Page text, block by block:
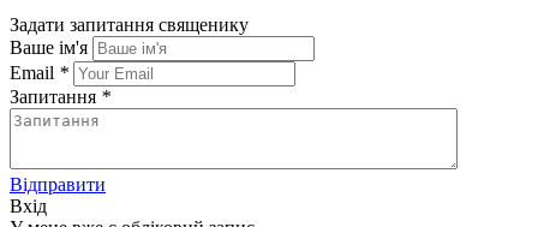
Задати запитання священику
Ваше ім'я
Email *
Запитання *
Відправити
Вхід